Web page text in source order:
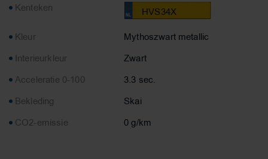
Kenteken
HVS34X
Kleur
Mythoszwart metallic
Interieurkleur
Zwart
Acceleratie 0-100
3.3 sec.
Bekleding
Skai
CO2-emissie
0 g/km